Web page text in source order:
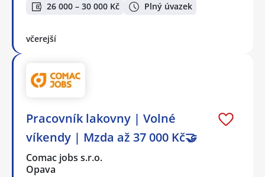
26 000 – 30 000 Kč Plný úvazek
včerejší
Pracovník lakovny | Volné
víkendy | Mzda až 37 000 Kč🤝
Comac jobs s.r.o.
Opava